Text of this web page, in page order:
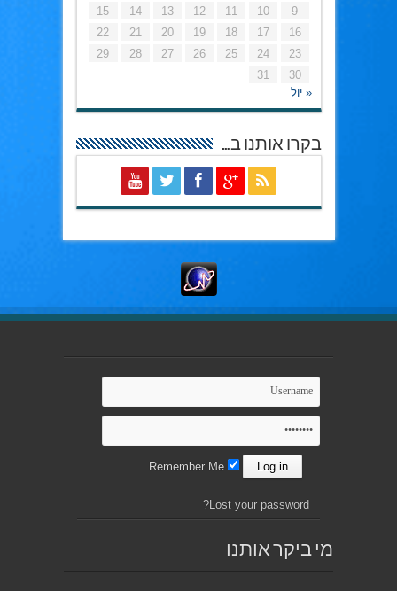
9
10
11
12
13
14
15
16
17
18
19
20
21
22
23
24
25
26
27
28
29
30
31
« יול
בקרו אותנו ב…
Lost your password?
מי ביקר אותנו